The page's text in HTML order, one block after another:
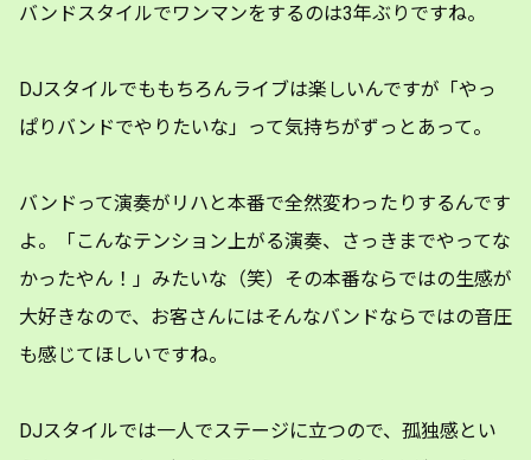
バンドスタイルでワンマンをするのは3年ぶりですね。
DJスタイルでももちろんライブは楽しいんですが「やっ
ぱりバンドでやりたいな」って気持ちがずっとあって。
バンドって演奏がリハと本番で全然変わったりするんです
よ。「こんなテンション上がる演奏、さっきまでやってな
かったやん！」みたいな（笑）その本番ならではの生感が
大好きなので、お客さんにはそんなバンドならではの音圧
も感じてほしいですね。
DJスタイルでは一人でステージに立つので、孤独感とい